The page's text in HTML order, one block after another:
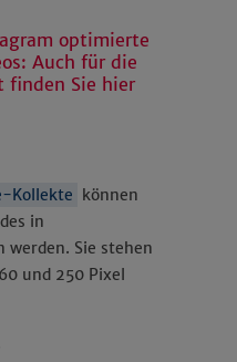
optimierte
Auch für die
Sie hier
Kollekte können
in
werden. Sie stehen
und 250 Pixel